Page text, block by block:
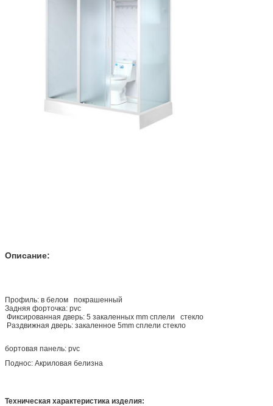
Описание:
Профиль: в белом покрашенный
Задняя форточка: pvc
Фиксированная дверь: 5 закаленных mm сплели стекло
Раздвижная дверь: закаленное 5mm сплели стекло
бортовая панель: pvc
Поднос: Акриловая белизна
Техническая характеристика изделия: